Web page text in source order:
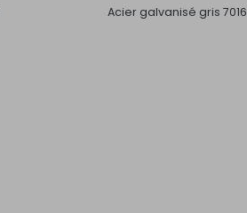
Acier galvanisé gris 7016